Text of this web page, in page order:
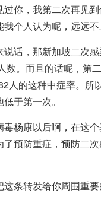
你，我第二次再见
个人认为呢，远远不
话，那新加坡二次
。而且的话呢，第
人的这种中症率。所
于第一次。
杨康以后啊，在这
预防重症，预防二
条转发给你周围重